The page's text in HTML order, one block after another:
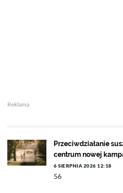
Reklama
Przeciwdziałanie
centrum nowej
6 SIERPNIA 2026 12:18
56